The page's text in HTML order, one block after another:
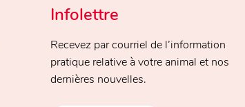
Infolettre
Recevez par courriel de l’information
pratique relative à votre animal et nos
dernières nouvelles.